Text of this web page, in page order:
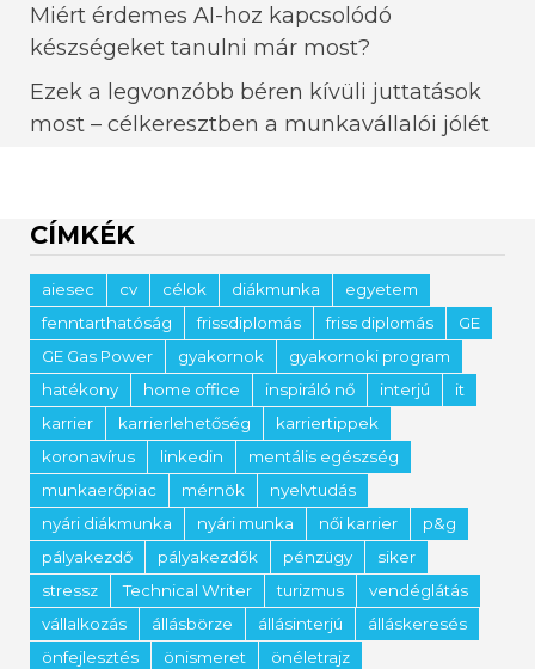
Miért érdemes AI-hoz kapcsolódó
készségeket tanulni már most?
Ezek a legvonzóbb béren kívüli juttatások
most – célkeresztben a munkavállalói jólét
CÍMKÉK
aiesec cv célok diákmunka
egyetem
fenntarthatóság
frissdiplomás friss diplomás
GE
GE Gas Power
gyakornok
gyakornoki program
hatékony
home office inspiráló nő interjú
it
karrier
karrierlehetőség
karriertippek
koronavírus
linkedin
mentális egészség
munkaerőpiac
mérnök
nyelvtudás
nyári diákmunka
nyári munka női karrier
p&g
pályakezdő
pályakezdők pénzügy
siker
stressz
Technical Writer turizmus
vendéglátás
vállalkozás
állásbörze állásinterjú
álláskeresés
önfejlesztés
önismeret önéletrajz